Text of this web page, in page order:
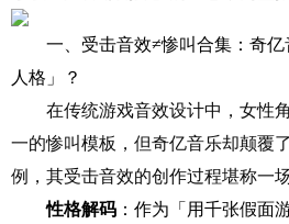
一、受击音效≠惨叫合集：奇
人格」？
在传统游戏音效设计中，女性
一的惨叫模板，但奇亿音乐却颠覆
例，其受击音效的创作过程堪称一
性格解码 ：作为「用千张假面